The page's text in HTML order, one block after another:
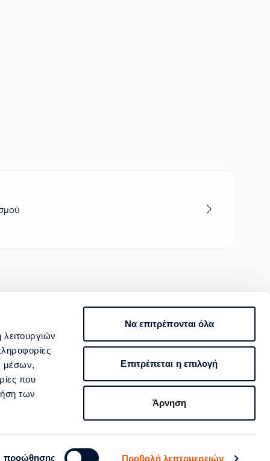
μέσων,
που
των
προώθησης Προβολή λεπτομερειών
Να επιτρέπονται όλα
Επιτρέπεται η επιλογή
Άρνηση
800 400 4000
Επικοινωνία